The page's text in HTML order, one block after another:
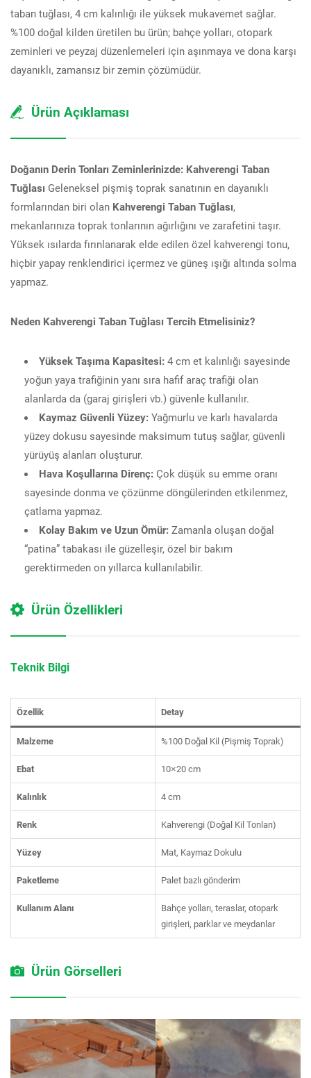
taban tuğlası, 4 cm kalınlığı ile yüksek mukavemet sağlar.
%100 doğal kilden üretilen bu ürün; bahçe yolları, otopark
zeminleri ve peyzaj düzenlemeleri için aşınmaya ve dona karşı
dayanıklı, zamansız bir zemin çözümüdür.
Ürün Açıklaması
Doğanın Derin Tonları Zeminlerinizde: Kahverengi Taban
Tuğlası Geleneksel pişmiş toprak sanatının en dayanıklı
formlarından biri olan Kahverengi Taban Tuğlası,
mekanlarınıza toprak tonlarının ağırlığını ve zarafetini taşır.
Yüksek ısılarda fırınlanarak elde edilen özel kahverengi tonu,
hiçbir yapay renklendirici içermez ve güneş ışığı altında solma
yapmaz.
Neden Kahverengi Taban Tuğlası Tercih Etmelisiniz?
Yüksek Taşıma Kapasitesi: 4 cm et kalınlığı sayesinde
yoğun yaya trafiğinin yanı sıra hafif araç trafiği olan
alanlarda da (garaj girişleri vb.) güvenle kullanılır.
Kaymaz Güvenli Yüzey: Yağmurlu ve karlı havalarda
yüzey dokusu sayesinde maksimum tutuş sağlar, güvenli
yürüyüş alanları oluşturur.
Hava Koşullarına Direnç: Çok düşük su emme oranı
sayesinde donma ve çözünme döngülerinden etkilenmez,
çatlama yapmaz.
Kolay Bakım ve Uzun Ömür: Zamanla oluşan doğal
“patina” tabakası ile güzelleşir, özel bir bakım
gerektirmeden on yıllarca kullanılabilir.
Ürün Özellikleri
Teknik Bilgi
Özellik Detay
Malzeme %100 Doğal Kil (Pişmiş Toprak)
Ebat 10×20 cm
Kalınlık 4 cm
Renk Kahverengi (Doğal Kil Tonları)
Yüzey Mat, Kaymaz Dokulu
Paketleme Palet bazlı gönderim
Kullanım Alanı
Bahçe yolları, teraslar, otopark
girişleri, parklar ve meydanlar
Ürün Görselleri